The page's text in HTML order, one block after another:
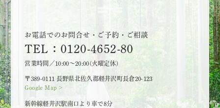
お電話でのお問合せ・ご予約・ご相談
TEL：0120-4652-80
営業時間／10:00～20:00(火曜定休)
〒389-0111 長野県北佐久郡軽井沢町長倉20-123
Google Map >
新幹線軽井沢駅南口より車で8分